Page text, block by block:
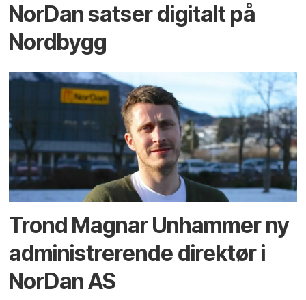
NorDan satser digitalt på
Nordbygg
Trond Magnar Unhammer ny
administrerende direktør i
NorDan AS